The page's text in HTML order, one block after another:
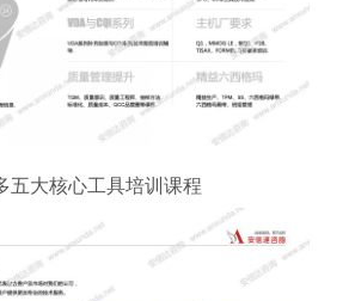
五大核心工具培训课程